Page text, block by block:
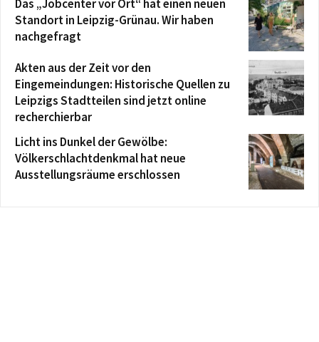
Das „Jobcenter vor Ort“ hat einen neuen
Standort in Leipzig-Grünau. Wir haben
nachgefragt
Akten aus der Zeit vor den
Eingemeindungen: Historische Quellen zu
Leipzigs Stadtteilen sind jetzt online
recherchierbar
Licht ins Dunkel der Gewölbe:
Völkerschlachtdenkmal hat neue
Ausstellungsräume erschlossen